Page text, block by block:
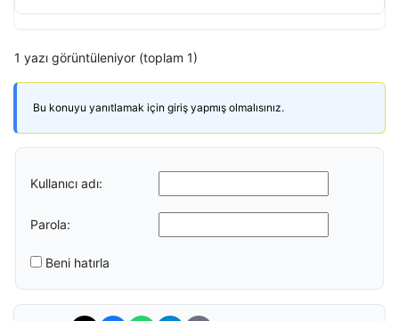
1 yazı görüntüleniyor (toplam 1)
Bu konuyu yanıtlamak için giriş yapmış olmalısınız.
Kullanıcı adı:
Parola:
Beni hatırla